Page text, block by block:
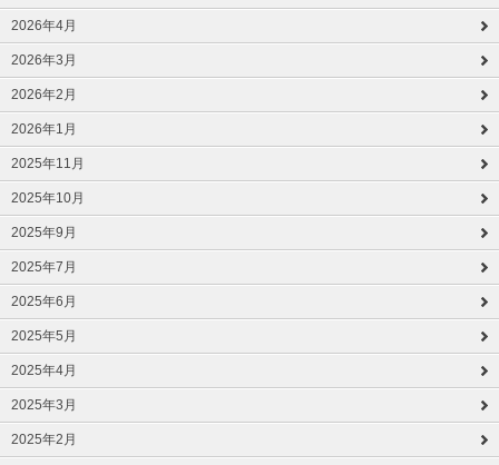
2026年4月
2026年3月
2026年2月
2026年1月
2025年11月
2025年10月
2025年9月
2025年7月
2025年6月
2025年5月
2025年4月
2025年3月
2025年2月